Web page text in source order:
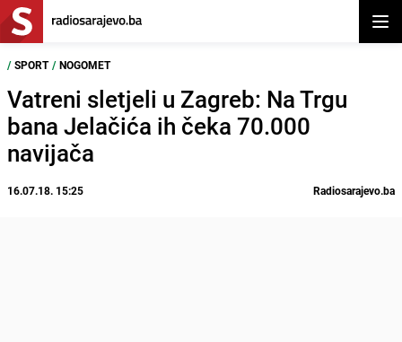
/ SPORT / NOGOMET
Vatreni sletjeli u Zagreb: Na Trgu
bana Jelačića ih čeka 70.000
navijača
16.07.18. 15:25 Radiosarajevo.ba